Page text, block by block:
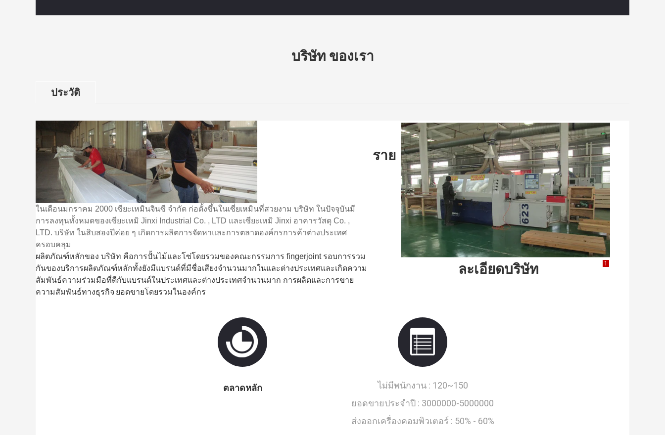
บริษัท ของเรา
ประวัติ
ในเดือนมกราคม 2000 เซียะเหมินจินซี จำกัด ก่อตั้งขึ้นในเซี่ยเหมินที่สวยงาม บริษัท ในปัจจุบันมี
การลงทุนทั้งหมดของเซียะเหมิ Jinxi Industrial Co. , LTD และเซียะเหมิ Jinxi อาคารวัสดุ Co. ,
LTD. บริษัท ในสิบสองปีค่อย ๆ เกิดการผลิตการจัดหาและการตลาดองค์กรการค้าต่างประเทศ
ครอบคลุม
ผลิตภัณฑ์หลักของ บริษัท คือการปั้นไม้และโซ่โดยรวมของคณะกรรมการ fingerjoint รอบการรวม
กันของบริการผลิตภัณฑ์หลักทั้งยังมีแบรนด์ที่มีชื่อเสียงจำนวนมากในและต่างประเทศและเกิดความ
สัมพันธ์ความร่วมมือที่ดีกับแบรนด์ในประเทศและต่างประเทศจำนวนมาก การผลิตและการขาย
ความสัมพันธ์ทางธุรกิจ ยอดขายโดยรวมในองค์กร
1
ราย
ละเอียดบริษัท
ตลาดหลัก ไม่มีพนักงาน : 120~150
ยอดขายประจำปี : 3000000-5000000
ส่งออกเครื่องคอมพิวเตอร์ : 50% - 60%